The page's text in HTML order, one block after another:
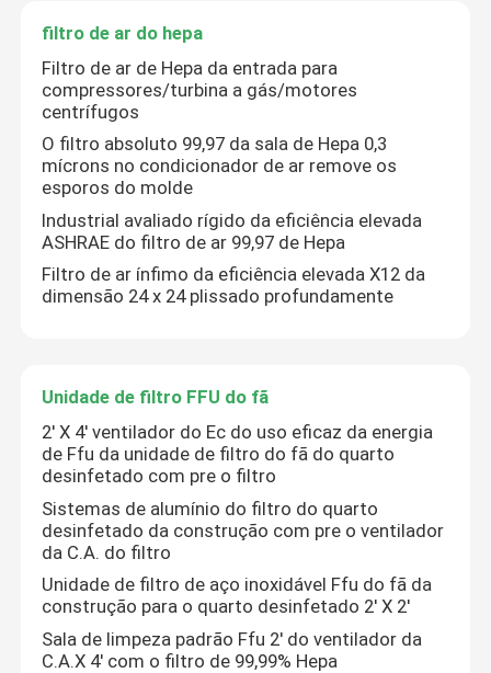
filtro de ar do hepa
Filtro de ar de Hepa da entrada para
compressores/turbina a gás/motores
centrífugos
O filtro absoluto 99,97 da sala de Hepa 0,3
mícrons no condicionador de ar remove os
esporos do molde
Industrial avaliado rígido da eficiência elevada
ASHRAE do filtro de ar 99,97 de Hepa
Filtro de ar ínfimo da eficiência elevada X12 da
dimensão 24 x 24 plissado profundamente
Unidade de filtro FFU do fã
2' X 4' ventilador do Ec do uso eficaz da energia
de Ffu da unidade de filtro do fã do quarto
desinfetado com pre o filtro
Sistemas de alumínio do filtro do quarto
desinfetado da construção com pre o ventilador
da C.A. do filtro
Unidade de filtro de aço inoxidável Ffu do fã da
construção para o quarto desinfetado 2' X 2'
Sala de limpeza padrão Ffu 2' do ventilador da
C.A.X 4' com o filtro de 99,99% Hepa